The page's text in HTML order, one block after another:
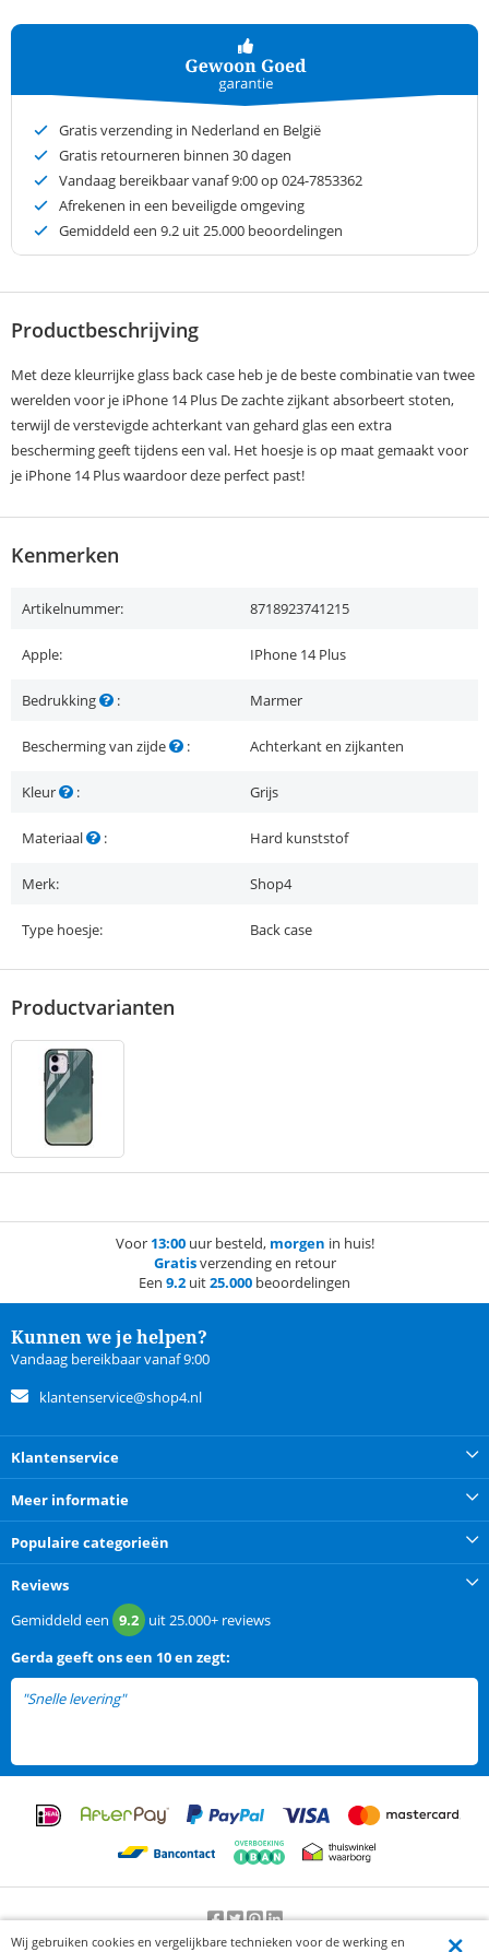
Gratis verzending in Nederland en België
Gratis retourneren binnen 30 dagen
Vandaag bereikbaar vanaf 9:00 op 024-7853362
Afrekenen in een beveiligde omgeving
Gemiddeld een 9.2 uit 25.000 beoordelingen
Productbeschrijving
Met deze kleurrijke glass back case heb je de beste combinatie van twee
werelden voor je iPhone 14 Plus De zachte zijkant absorbeert stoten,
terwijl de verstevigde achterkant van gehard glas een extra
bescherming geeft tijdens een val. Het hoesje is op maat gemaakt voor
je iPhone 14 Plus waardoor deze perfect past!
Kenmerken
Artikelnummer: 8718923741215
Apple: IPhone 14 Plus
Bedrukking : Marmer
Bescherming van zijde : Achterkant en zijkanten
Kleur : Grijs
Materiaal : Hard kunststof
Merk: Shop4
Type hoesje: Back case
Productvarianten
Voor 13:00uur besteld, morgen in huis!
Gratisverzending en retour
Een 9.2 uit25.000 beoordelingen
Kunnen we je helpen?
Vandaag bereikbaar vanaf 9:00
klantenservice@shop4.nl
Klantenservice
Meer informatie
Populaire categorieën
Reviews
Gemiddeld een 9.2 uit25.000+ reviews
Gerda geeft ons een 10 en zegt:
"Snelle levering"
Beoordeling door klanten:9.2/10-25000beoordelingen
Wij gebruiken cookies en vergelijkbare technieken voor de werking en